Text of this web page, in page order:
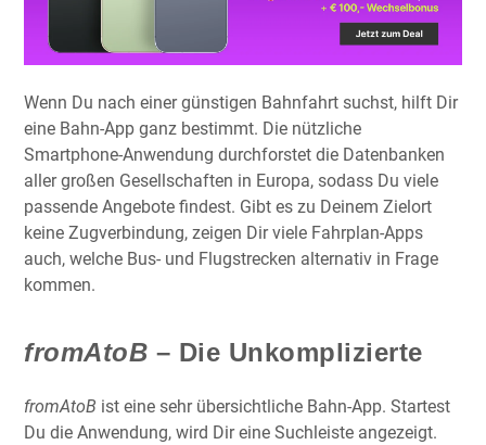
Wenn Du nach einer günstigen Bahnfahrt suchst, hilft Dir
eine Bahn-App ganz bestimmt. Die nützliche
Smartphone-Anwendung durchforstet die Datenbanken
aller großen Gesellschaften in Europa, sodass Du viele
passende Angebote findest. Gibt es zu Deinem Zielort
keine Zugverbindung, zeigen Dir viele Fahrplan-Apps
auch, welche Bus- und Flugstrecken alternativ in Frage
kommen.
fromAtoB – Die Unkomplizierte
fromAtoB ist eine sehr übersichtliche Bahn-App. Startest
Du die Anwendung, wird Dir eine Suchleiste angezeigt.